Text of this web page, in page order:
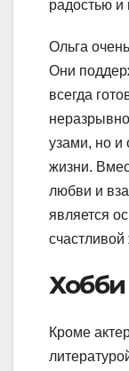
радостью и
Ольга
Они
всегда
узами, но и
жизни.
любви и
является
Кроме